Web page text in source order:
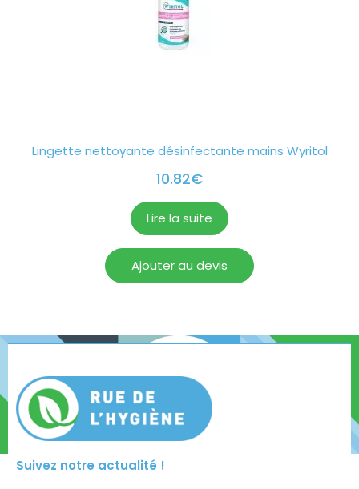
Lingette nettoyante désinfectante mains Wyritol
10.82€
Lire la suite
Ajouter au devis
Suivez notre actualité !